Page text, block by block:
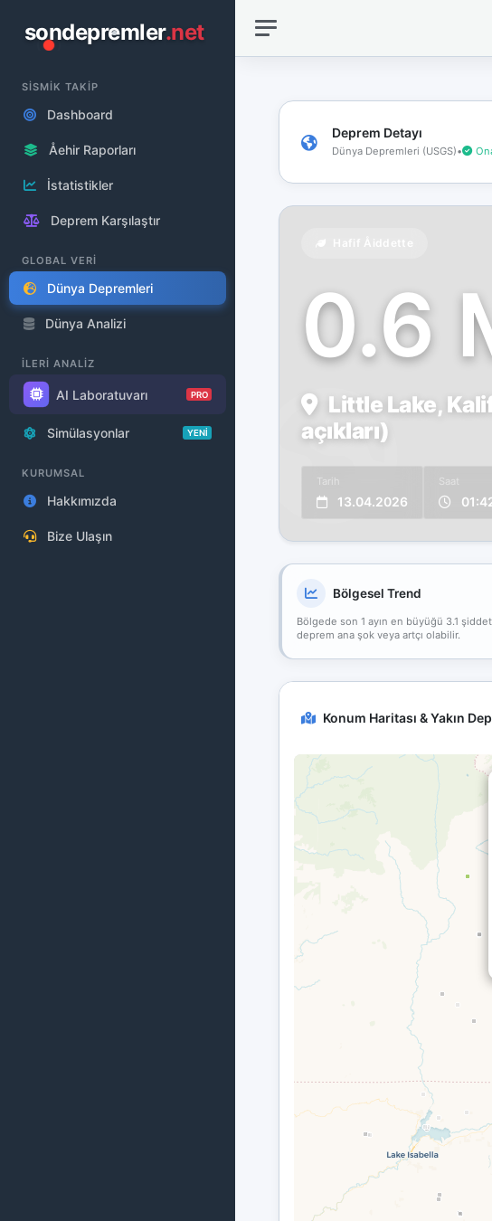
sondepremler.net
SİSMİK TAKİP
Dashboard
Åehir Raporları
İstatistikler
Deprem Karşılaştır
GLOBAL VERİ
Dünya Depremleri
Dünya Analizi
İLERİ ANALİZ
AI Laboratuvarı PRO
Simülasyonlar YENİ
KURUMSAL
Hakkımızda
Bize Ulaşın
Deprem Detayı
Dünya Depremleri (USGS)•
0.6
Little Lake,
açıkları)
Tarih
13.04.2026
Saat
Bölgesel Trend
Bölgede son 1 ayın en büyüğü 3.1
deprem ana şok veya artçı olabilir.
Konum Haritası & Yakın